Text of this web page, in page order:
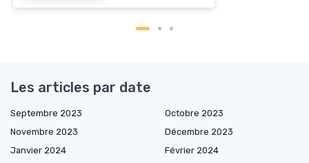
Les articles par date
Septembre 2023
Octobre 2023
Novembre 2023
Décembre 2023
Janvier 2024
Février 2024